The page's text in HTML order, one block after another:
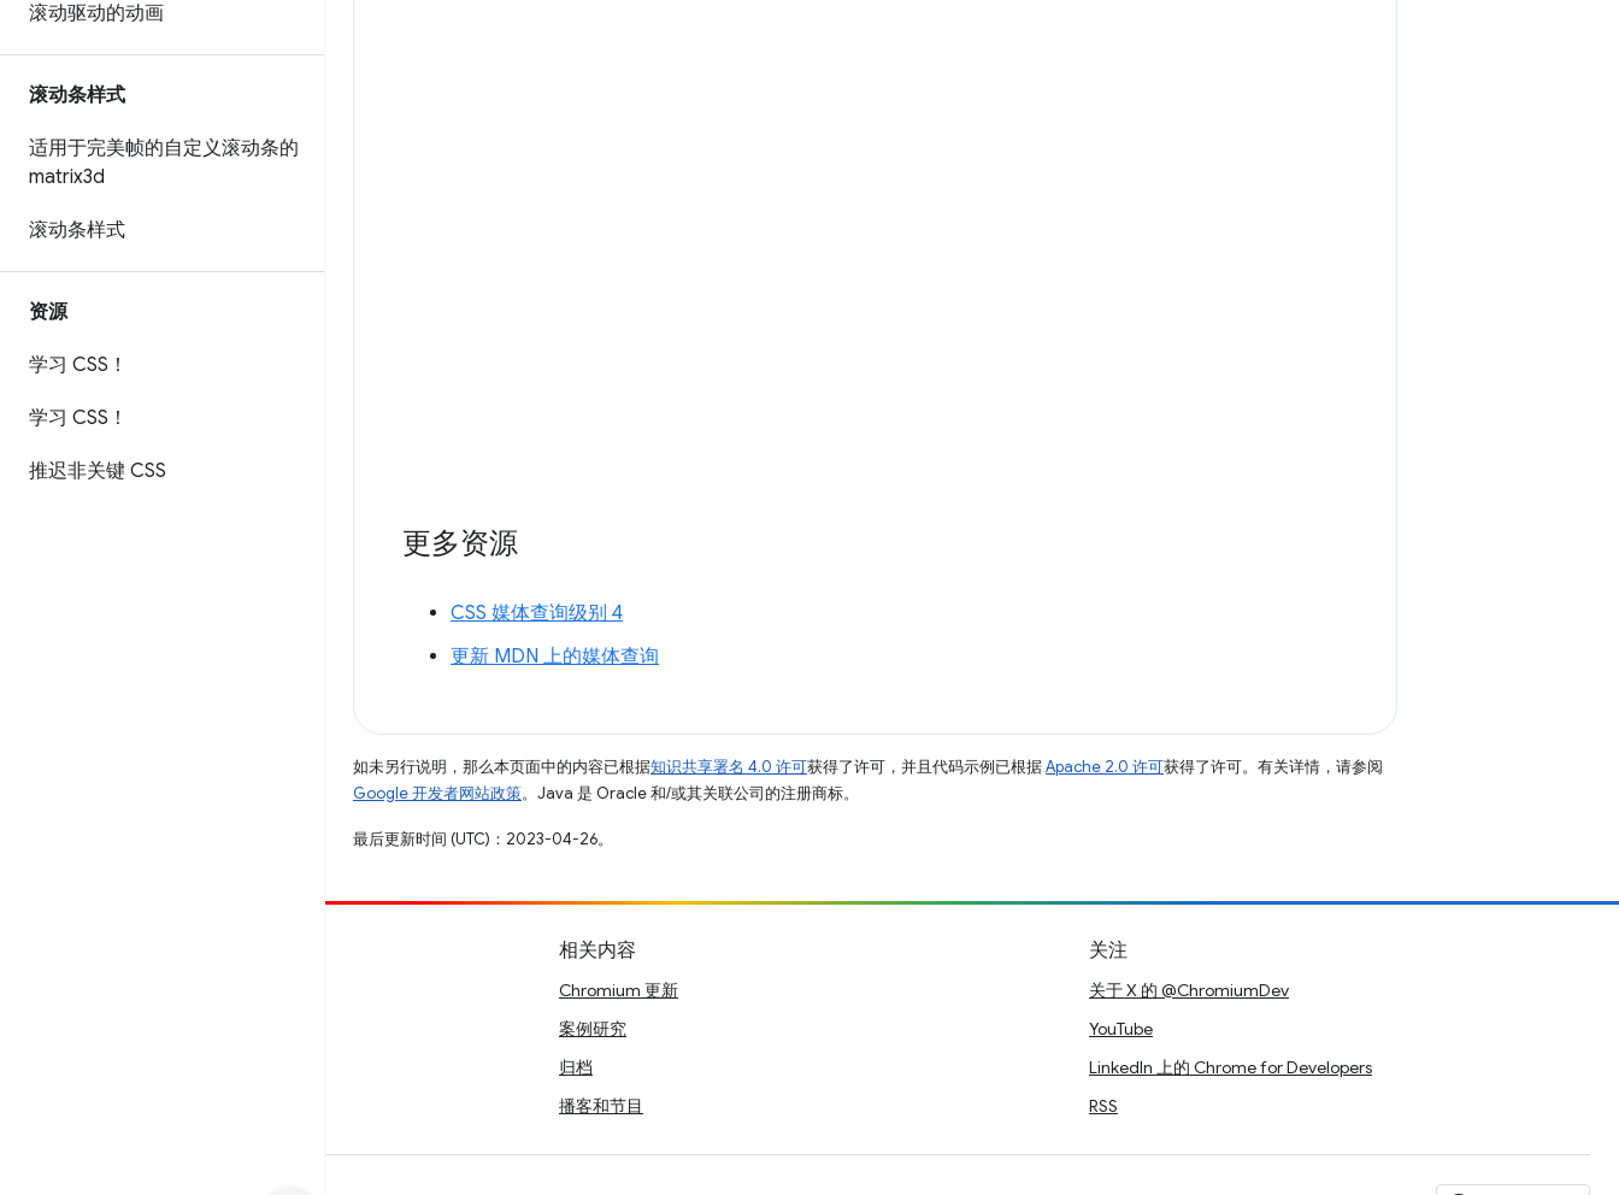
滚动驱动的动画
滚动条样式
适用于完美帧的自定义滚动条的
matrix3d
滚动条样式
资源
学习 CSS！
学习 CSS！
推迟非关键 CSS
更多资源
CSS 媒体查询级别 4
更新 MDN 上的媒体查询
如未另行说明，那么本页面中的内容已根据知识共享署名 4.0 许可获得了许可，并且代码示例已根据Apache 2.0 许可获得了许可。有关详情，请参阅
Google 开发者网站政策。Java 是 Oracle 和/或其关联公司的注册商标。
最后更新时间 (UTC)：2023-04-26。
相关内容
Chromium 更新
案例研究
归档
播客和节目
关注
关于 X 的 @ChromiumDev
YouTube
LinkedIn 上的 Chrome for Developers
RSS